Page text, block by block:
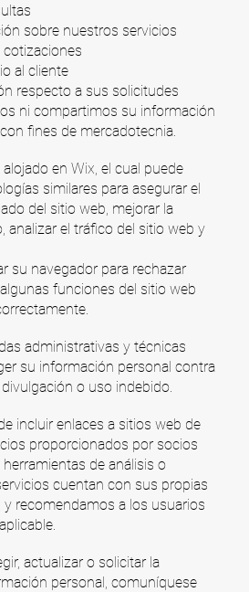
sobre nuestros servicios
al cliente
respecto a sus solicitudes
ni compartimos su información
fines de mercadotecnia.
en Wix, el cual puede
similares para asegurar el
del sitio web, mejorar la
analizar el tráfico del sitio web y
su navegador para rechazar
funciones del sitio web
administrativas y técnicas
su información personal contra
o uso indebido.
incluir enlaces a sitios web de
proporcionados por socios
de análisis o
cuentan con sus propias
y recomendamos a los usuarios
actualizar o solicitar la
personal, comuníquese